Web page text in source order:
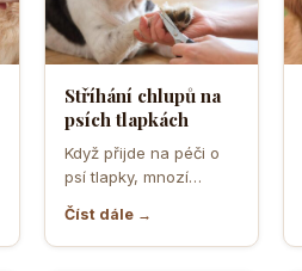
Stříhání chlupů na
psích tlapkách
Když přijde na péči o
psí tlapky, mnozí
majitelé zvířat netuší,
jak důležité je…
Číst dále →